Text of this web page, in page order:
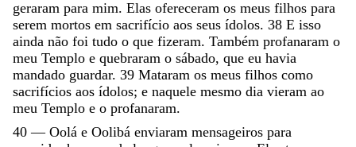
geraram para mim. Elas ofereceram os meus filhos para
serem mortos em sacrifício aos seus ídolos. 38 E isso
ainda não foi tudo o que fizeram. Também profanaram o
meu Templo e quebraram o sábado, que eu havia
mandado guardar. 39 Mataram os meus filhos como
sacrifícios aos ídolos; e naquele mesmo dia vieram ao
meu Templo e o profanaram.
40 — Oolá e Oolibá enviaram mensageiros para